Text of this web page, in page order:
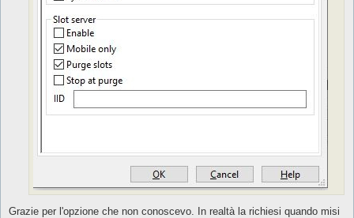
Grazie per l'opzione che non conoscevo. In realtà la richiesi quando misi